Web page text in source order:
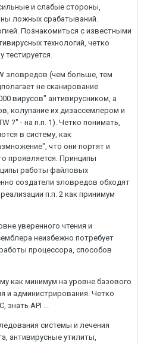
и слабые стороны,
ложных срабатываний.
Познакомиться с известными
технологий, четко
зловредов (чем больше, тем
не сканирование
вирусов" антивирусником, а
колупание их дизассемлером и
?" - на п.п. 1). Четко понимать,
в систему, как
что они портят и
проявляется. Принципы
работы файловых
создатели зловредов обходят
п.п. 2 как принимум
уверенного чтения и
неизбежно потребует
процессора, способов
как минимум на уровне базового
и администрирования. Четко
API ...
системы и лечения
антивирусные утилиты,